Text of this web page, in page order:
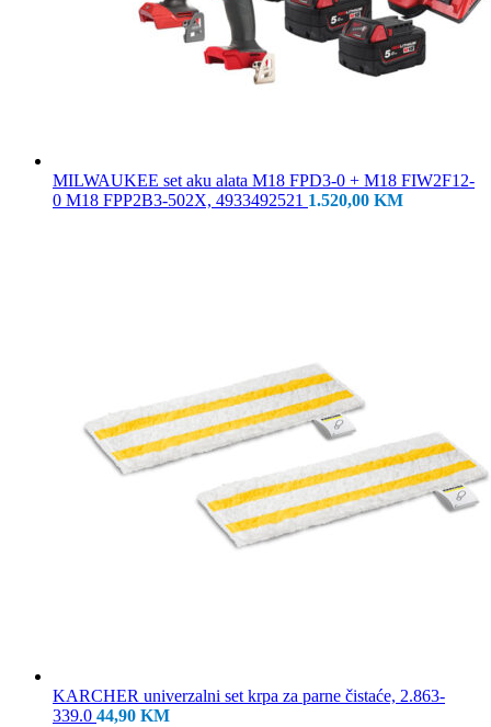
MILWAUKEE set aku alata M18 FPD3-0 + M18 FIW2F12-
0 M18 FPP2B3-502X, 4933492521 1.520,00 KM
KARCHER univerzalni set krpa za parne čistaće, 2.863-
339.0 44,90 KM